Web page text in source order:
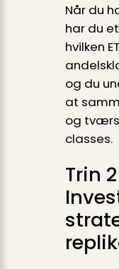
Når du
har du
hvilken
og du
at
og
classes.
Trin